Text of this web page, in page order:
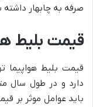
صرفه به چابهار داشته
قیمت بلیط
قیمت بلیط هواپیما
دارد و در طول سال
باید عوامل موثر بر